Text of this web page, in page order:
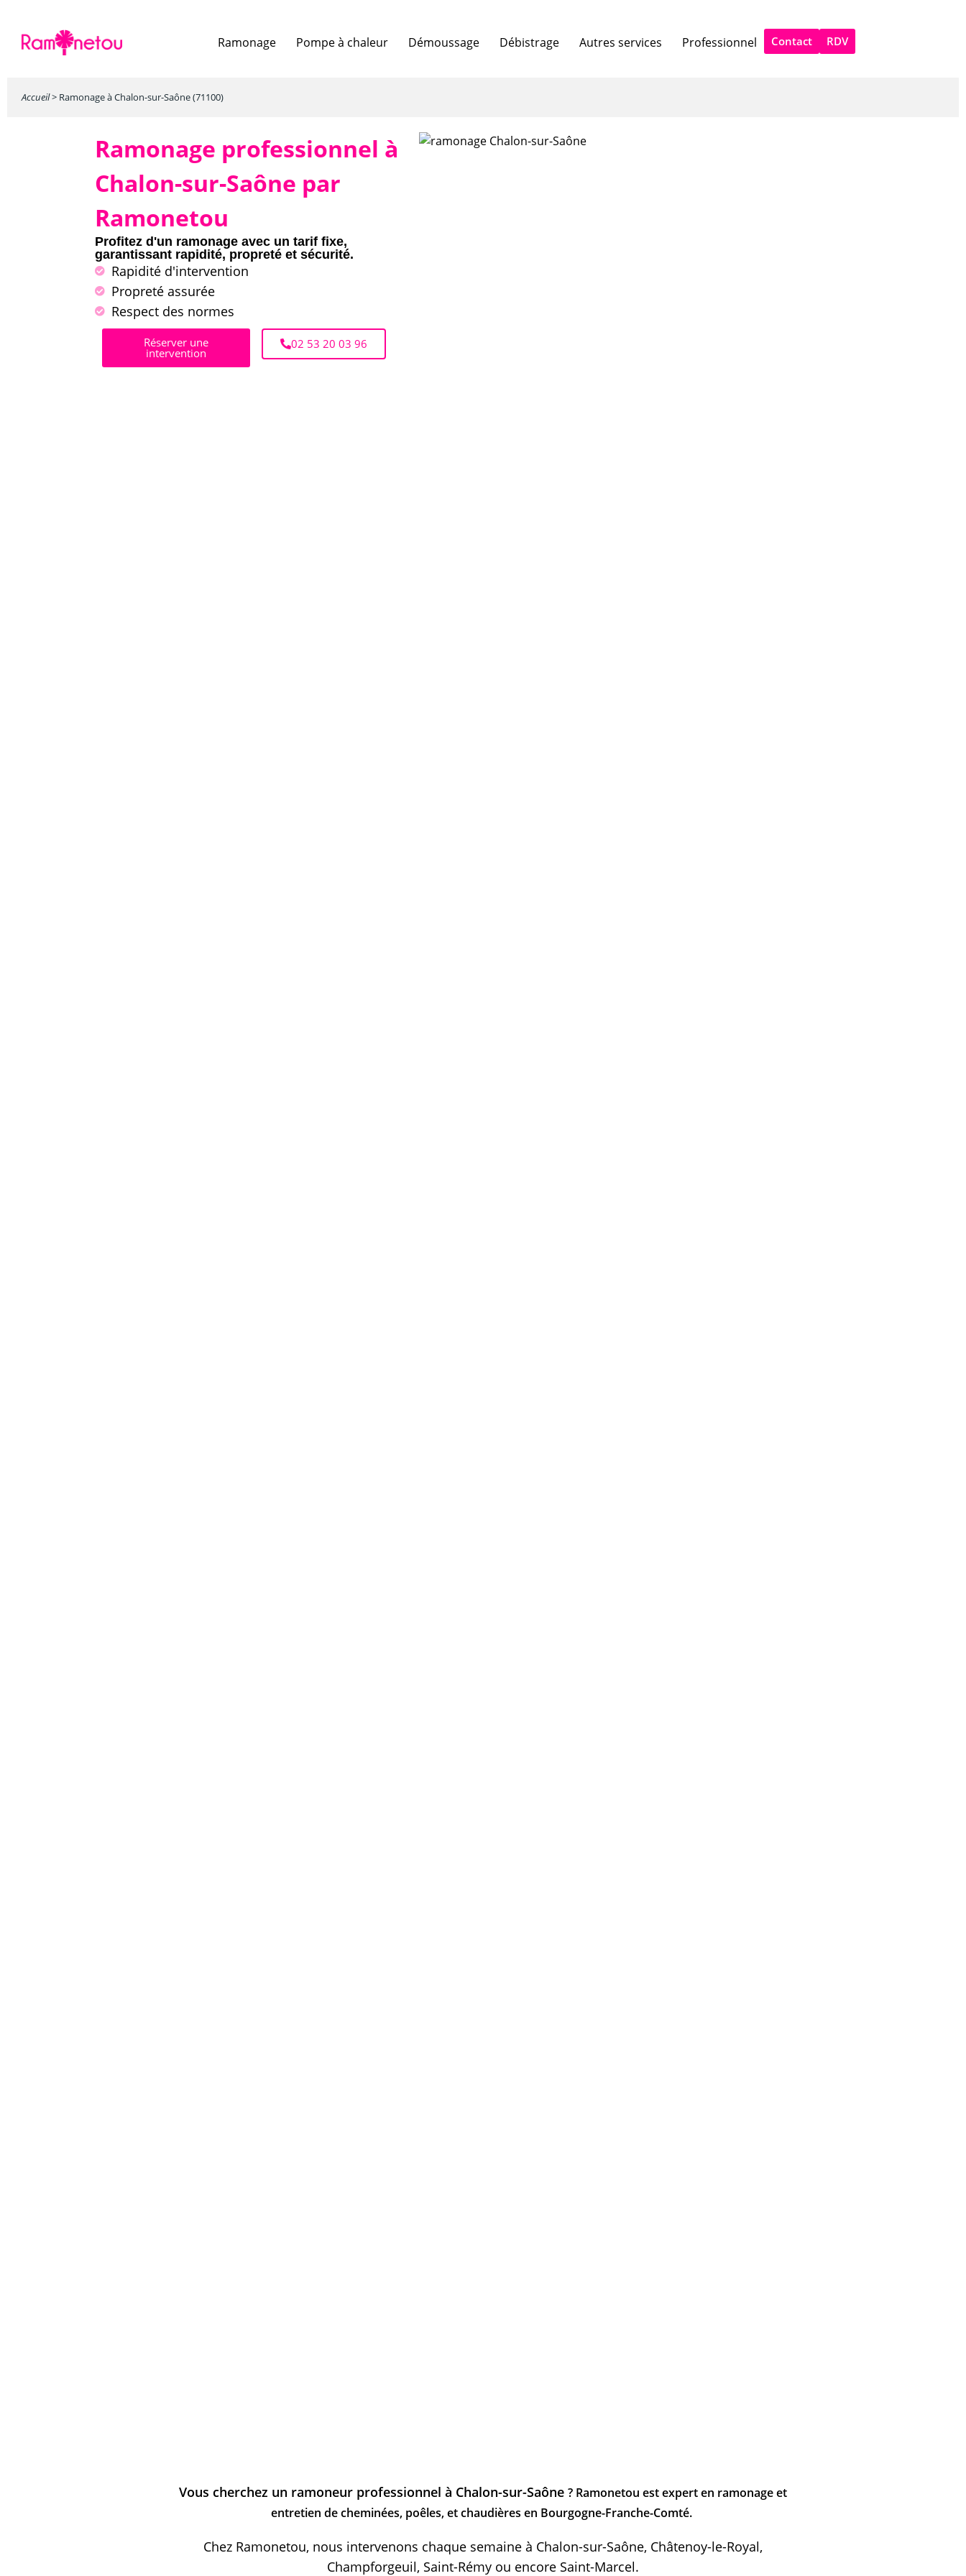
Ramonage Pompe à chaleur Démoussage Débistrage Autres services Professionnel Contact RDV
Accueil> Ramonage à Chalon-sur-Saône (71100)
Ramonage professionnel à
Chalon-sur-Saône par
Ramonetou
Profitez d'un ramonage avec un tarif fixe,
garantissant rapidité, propreté et sécurité.
Rapidité d'intervention
Propreté assurée
Respect des normes
Réserver une
intervention
02 53 20 03 96
Vous cherchez un ramoneur professionnel à Chalon-sur-Saône ? Ramonetou est expert en ramonage et
entretien de cheminées, poêles, et chaudières en Bourgogne-Franche-Comté.
Chez Ramonetou, nous intervenons chaque semaine à Chalon-sur-Saône, Châtenoy-le-Royal,
Champforgeuil, Saint-Rémy ou encore Saint-Marcel.